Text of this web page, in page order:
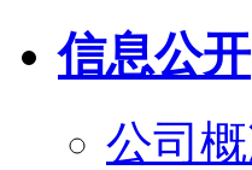
信息公开
公司